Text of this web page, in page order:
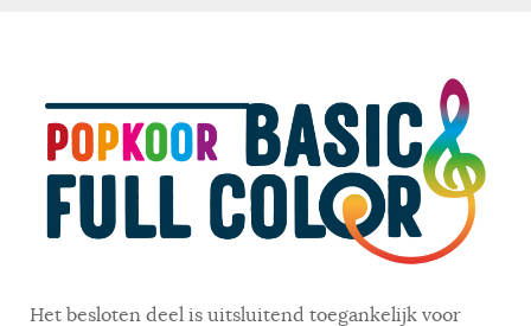
Het besloten deel is uitsluitend toegankelijk voor